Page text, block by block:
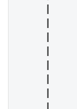
┃　　　　
┃　　　　　
┃　　　　　
┃　　　　　